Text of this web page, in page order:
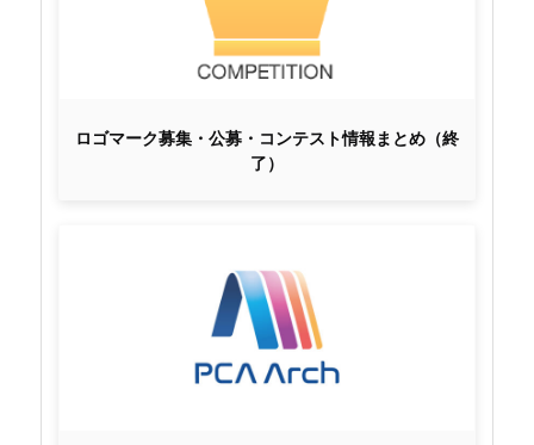
ロゴマーク募集・公募・コンテスト情報まとめ（終
了）